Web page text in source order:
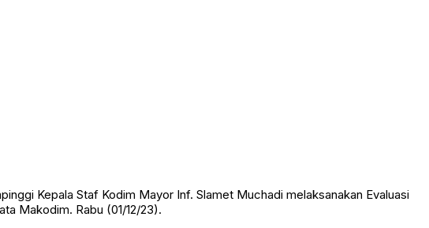
Kepala Staf Kodim Mayor Inf. Slamet Muchadi melaksanakan Evaluasi
Makodim. Rabu (01/12/23).